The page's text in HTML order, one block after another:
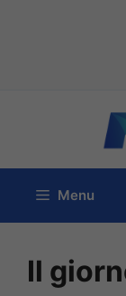
contenuto
Menu
Il